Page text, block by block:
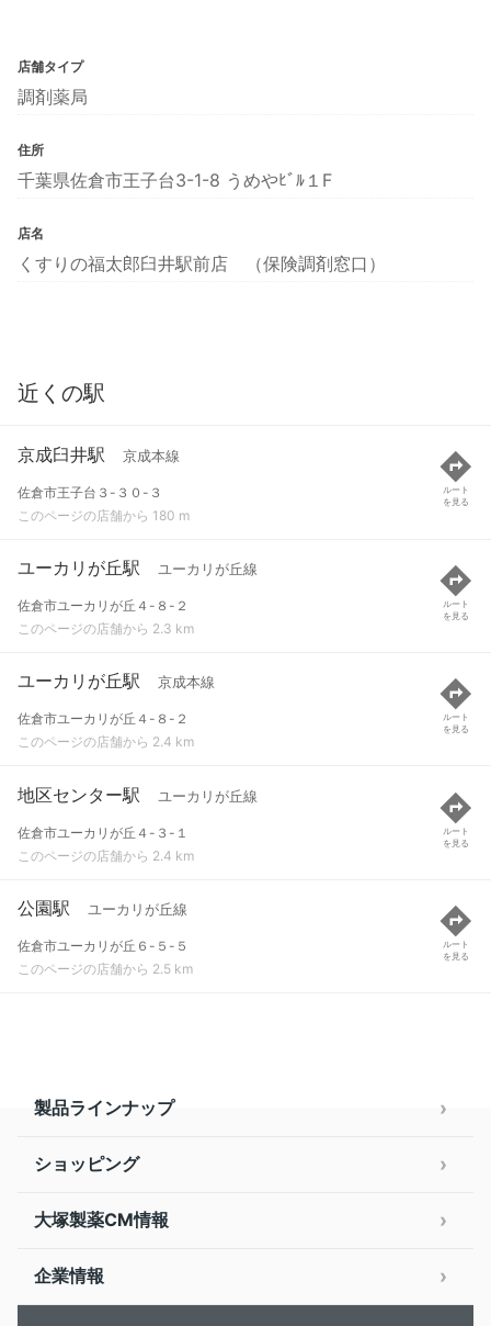
店舗タイプ
調剤薬局
住所
千葉県佐倉市王子台3-1-8 うめやﾋﾞﾙ１F
店名
くすりの福太郎臼井駅前店 （保険調剤窓口）
近くの駅
京成臼井駅 京成本線
佐倉市王子台３-３０-３
このページの店舗から 180 m
ルート
を見る
ユーカリが丘駅 ユーカリが丘線
佐倉市ユーカリが丘４-８-２
このページの店舗から 2.3 km
ルート
を見る
ユーカリが丘駅 京成本線
佐倉市ユーカリが丘４-８-２
このページの店舗から 2.4 km
ルート
を見る
地区センター駅 ユーカリが丘線
佐倉市ユーカリが丘４-３-１
このページの店舗から 2.4 km
ルート
を見る
公園駅 ユーカリが丘線
佐倉市ユーカリが丘６-５-５
このページの店舗から 2.5 km
ルート
を見る
製品ラインナップ
ショッピング
大塚製薬CM情報
企業情報